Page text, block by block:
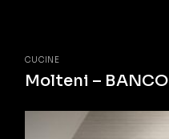
CUCINE
Molteni – BANCO